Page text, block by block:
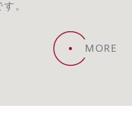
。
MORE